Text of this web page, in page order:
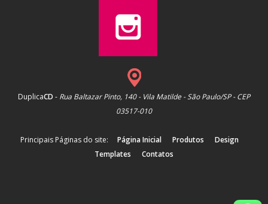
DuplicaCD - Rua Baltazar Pinto, 140 - Vila Matilde - São Paulo/SP - CEP
03517-010
Principais Páginas do site: Página Inicial Produtos
Design
Templates
Contatos